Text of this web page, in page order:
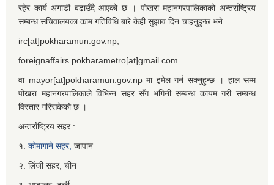
रहेर कार्य अगाडी बढाउँदै आएको छ । पोखरा महानगरपालिकाको अन्तर्राष्ट्रिय
सम्बन्ध सचिवालयका काम गतिविधि बारे केही सुझाव दिन चाहनुहुन्छ भने
irc[at]pokharamun.gov.np,
foreignaffairs.pokharametro[at]gmail.com
वा mayor[at]pokharamun.gov.np मा इमेल गर्न सक्नुहुन्छ । हाल सम्म
पोखरा महानगरपालिकाले विभिन्न सहर सँग भगिनी सम्बन्ध कायम गरी सम्बन्ध
विस्तार गरिसकेको छ ।
अन्तर्राष्ट्रिय सहर :
१. कोमागाने सहर, जापान
२. लिंजी सहर, चीन